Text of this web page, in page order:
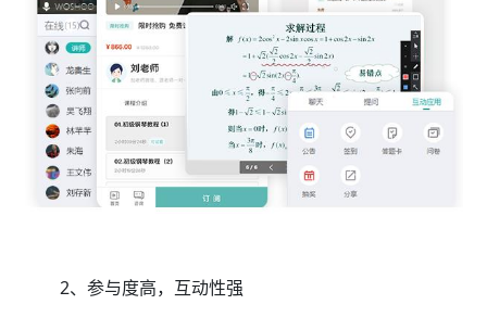
2、参与度高，互动性强